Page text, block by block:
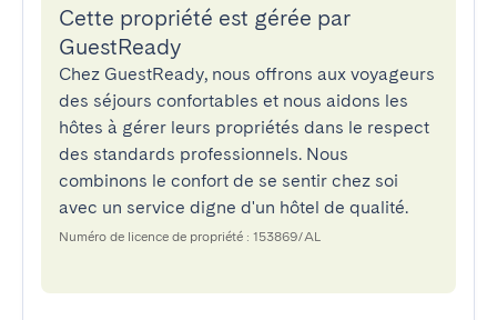
Cette propriété est gérée par
GuestReady
Chez GuestReady, nous offrons aux voyageurs
des séjours confortables et nous aidons les
hôtes à gérer leurs propriétés dans le respect
des standards professionnels. Nous
combinons le confort de se sentir chez soi
avec un service digne d'un hôtel de qualité.
Numéro de licence de propriété : 153869/AL